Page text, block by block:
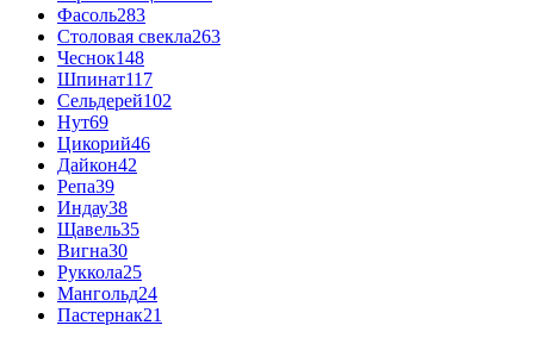
Фасоль283
Столовая свекла263
Чеснок148
Шпинат117
Сельдерей102
Нут69
Цикорий46
Дайкон42
Репа39
Индау38
Щавель35
Вигна30
Руккола25
Мангольд24
Пастернак21